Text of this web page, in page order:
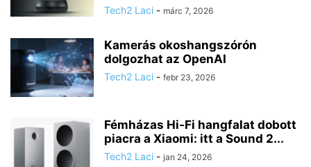
Tech2 Laci - márc 7, 2026
Kamerás okoshangszórón
dolgozhat az OpenAI
Tech2 Laci - febr 23, 2026
Fémházas Hi-Fi hangfalat dobott
piacra a Xiaomi: itt a Sound 2...
Tech2 Laci - jan 24, 2026